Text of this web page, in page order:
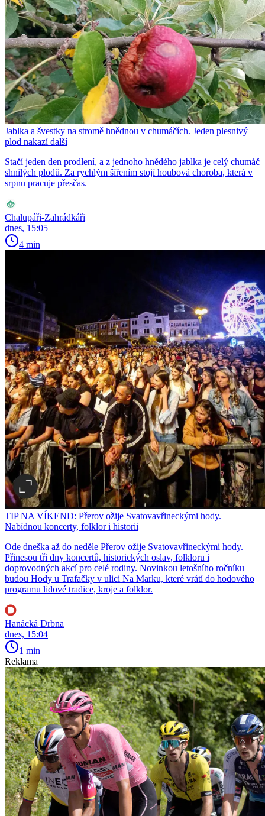
Jablka a švestky na stromě hnědnou v chumáčích. Jeden plesnivý
plod nakazí další
Stačí jeden den prodlení, a z jednoho hnědého jablka je celý chumáč
shnilých plodů. Za rychlým šířením stojí houbová choroba, která v
srpnu pracuje přesčas.
Chalupáři-Zahrádkáři
dnes, 15:05
4 min
TIP NA VÍKEND: Přerov ožije Svatovavřineckými hody.
Nabídnou koncerty, folklor i historii
Ode dneška až do neděle Přerov ožije Svatovavřineckými hody.
Přinesou tři dny koncertů, historických oslav, folkloru i
doprovodných akcí pro celé rodiny. Novinkou letošního ročníku
budou Hody u Trafačky v ulici Na Marku, které vrátí do hodového
programu lidové tradice, kroje a folklor.
Hanácká Drbna
dnes, 15:04
1 min
Reklama